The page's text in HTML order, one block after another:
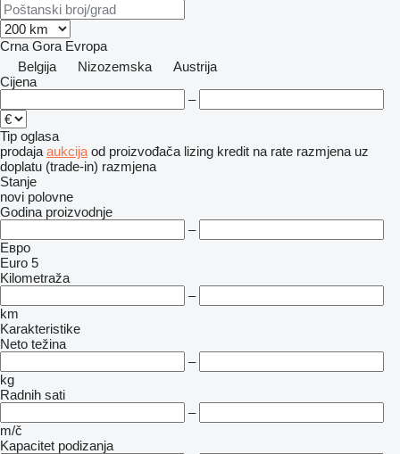
Crna Gora Evropa
Belgija
Nizozemska
Austrija
Cijena
–
Tip oglasa
prodaja aukcija od proizvođača lizing kredit na rate razmjena uz
doplatu (trade-in) razmjena
Stanje
novi polovne
Godina proizvodnje
–
Евро
Euro 5
Kilometraža
–
km
Karakteristike
Neto težina
–
kg
Radnih sati
–
m/č
Kapacitet podizanja